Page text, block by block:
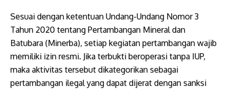
​Sesuai dengan ketentuan Undang-Undang Nomor 3
Tahun 2020 tentang Pertambangan Mineral dan
Batubara (Minerba), setiap kegiatan pertambangan wajib
memiliki izin resmi. Jika terbukti beroperasi tanpa IUP,
maka aktivitas tersebut dikategorikan sebagai
pertambangan ilegal yang dapat dijerat dengan sanksi